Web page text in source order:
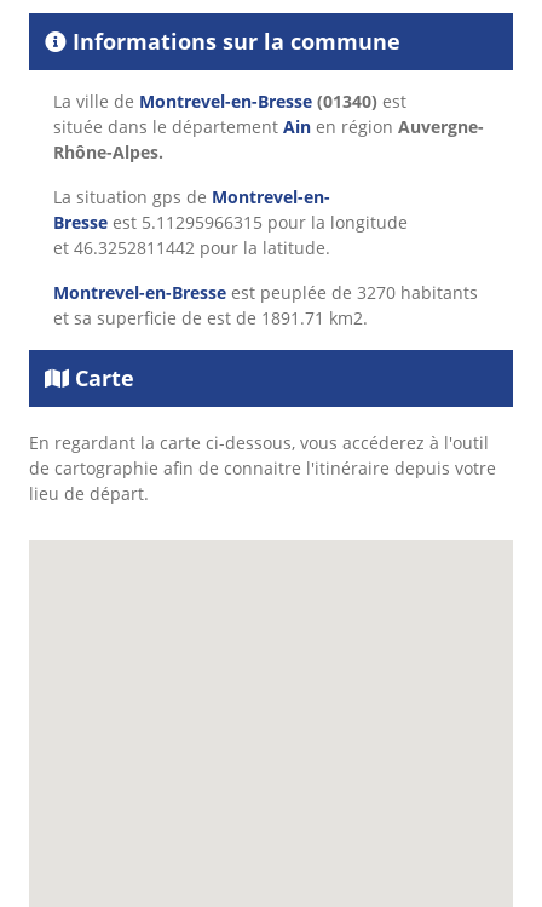
Informations sur la commune
La ville de Montrevel-en-Bresse (01340) est
située dans le département Ain en région Auvergne-
Rhône-Alpes.
La situation gps de Montrevel-en-
Bresse est 5.11295966315 pour la longitude
et 46.3252811442 pour la latitude.
Montrevel-en-Bresse est peuplée de 3270 habitants
et sa superficie de est de 1891.71 km2.
Carte
En regardant la carte ci-dessous, vous accéderez à l'outil
de cartographie afin de connaitre l'itinéraire depuis votre
lieu de départ.